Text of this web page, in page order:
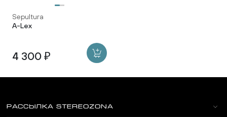
Sepultura
A-Lex
4 300 ₽
РАССЫЛКА STEREOZONA